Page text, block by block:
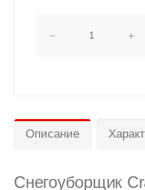
Описание
Снегоуборщик